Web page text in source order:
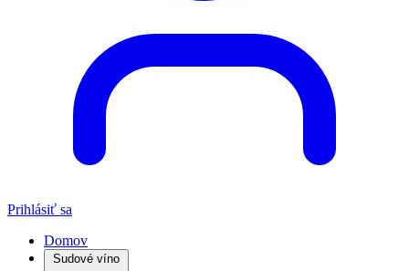
Prihlásiť sa
Domov
Sudové víno